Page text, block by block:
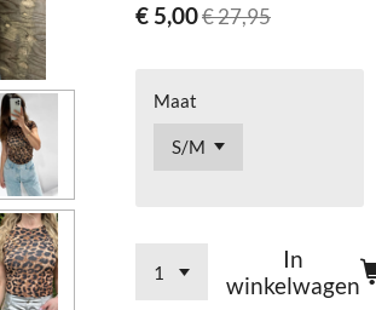
€ 5,00€ 27,95
Maat
In
winkelwagen